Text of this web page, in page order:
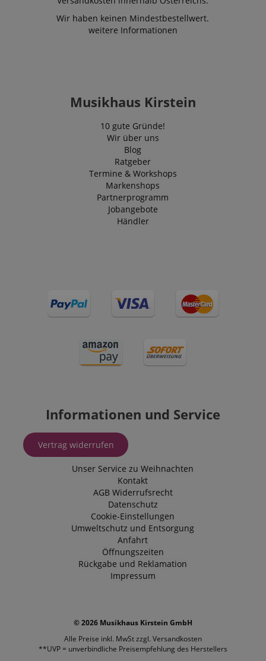
Wir haben keinen Mindestbestellwert.
weitere Informationen
Musikhaus Kirstein
10 gute Gründe!
Wir über uns
Blog
Ratgeber
Termine & Workshops
Markenshops
Partnerprogramm
Jobangebote
Händler
Informationen und Service
Vertrag widerrufen
Unser Service zu Weihnachten
Kontakt
AGB Widerrufsrecht
Datenschutz
Cookie-Einstellungen
Umweltschutz und Entsorgung
Anfahrt
Öffnungszeiten
Rückgabe und Reklamation
Impressum
© 2026 Musikhaus Kirstein GmbH
Alle Preise inkl. MwSt zzgl. Versandkosten
**UVP = unverbindliche Preisempfehlung des Herstellers